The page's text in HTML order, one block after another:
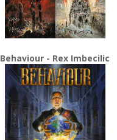
Behaviour - Rex Imbecilic